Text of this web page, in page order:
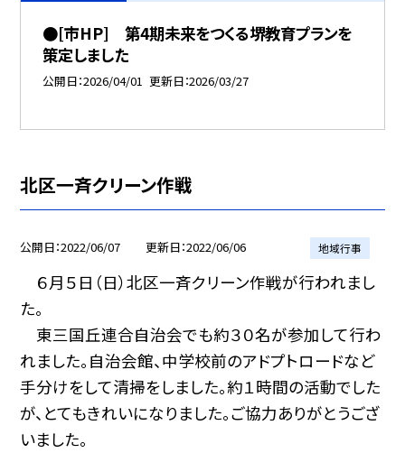
●[市HP] 第4期未来をつくる堺教育プランを
策定しました
公開日 2026/04/01 更新日 2026/03/27
北区一斉クリーン作戦
公開日 2022/06/07 更新日 2022/06/06 地域行事
６月５日（日）北区一斉クリーン作戦が行われまし
た。
東三国丘連合自治会でも約３０名が参加して行わ
れました。自治会館、中学校前のアドプトロードなど
手分けをして清掃をしました。約１時間の活動でした
が、とてもきれいになりました。ご協力ありがとうござ
いました。